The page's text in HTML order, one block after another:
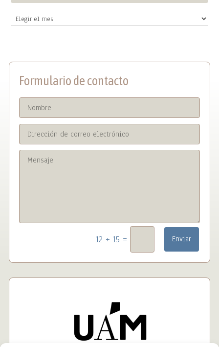
Archivos
Formulario de contacto
12 + 15 = Enviar